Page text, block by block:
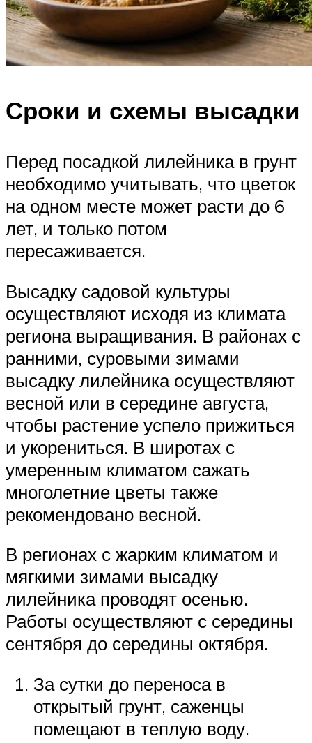
Сроки и схемы высадки
Перед посадкой лилейника в грунт
необходимо учитывать, что цветок
на одном месте может расти до 6
лет, и только потом
пересаживается.
Высадку садовой культуры
осуществляют исходя из климата
региона выращивания. В районах с
ранними, суровыми зимами
высадку лилейника осуществляют
весной или в середине августа,
чтобы растение успело прижиться
и укорениться. В широтах с
умеренным климатом сажать
многолетние цветы также
рекомендовано весной.
В регионах с жарким климатом и
мягкими зимами высадку
лилейника проводят осенью.
Работы осуществляют с середины
сентября до середины октября.
За сутки до переноса в
открытый грунт, саженцы
помещают в теплую воду.